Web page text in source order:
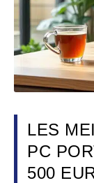
LES
PC
500